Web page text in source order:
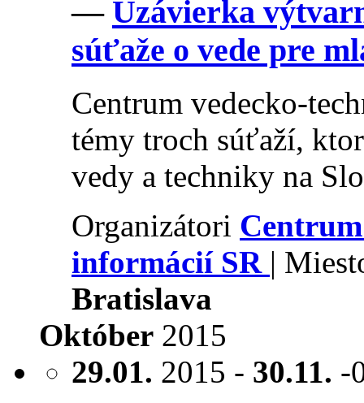
— Uzávierka
súťaže o vede pre
Centrum vedecko-
témy troch súťaží,
vedy a techniky na
Organizátori
informácií SR |
Bratislava
Október 2015
29.01. 2015 - 30.11. -